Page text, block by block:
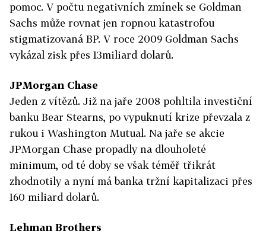
pomoc. V počtu negativních zmínek se Goldman
Sachs může rovnat jen ropnou katastrofou
stigmatizovaná BP. V roce 2009 Goldman Sachs
vykázal zisk přes 13miliard dolarů.
JPMorgan Chase
Jeden z vítězů. Již na jaře 2008 pohltila investiční
banku Bear Stearns, po vypuknutí krize převzala z
rukou i Washington Mutual. Na jaře se akcie
JPMorgan Chase propadly na dlouholeté
minimum, od té doby se však téměř třikrát
zhodnotily a nyní má banka tržní kapitalizaci přes
160 miliard dolarů.
Lehman Brothers